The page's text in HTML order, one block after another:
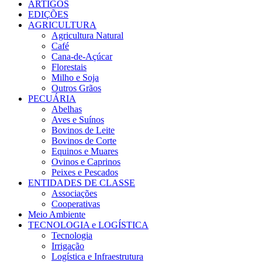
ARTIGOS
EDIÇÕES
AGRICULTURA
Agricultura Natural
Café
Cana-de-Açúcar
Florestais
Milho e Soja
Outros Grãos
PECUÁRIA
Abelhas
Aves e Suínos
Bovinos de Leite
Bovinos de Corte
Equinos e Muares
Ovinos e Caprinos
Peixes e Pescados
ENTIDADES DE CLASSE
Associações
Cooperativas
Meio Ambiente
TECNOLOGIA e LOGÍSTICA
Tecnologia
Irrigação
Logística e Infraestrutura